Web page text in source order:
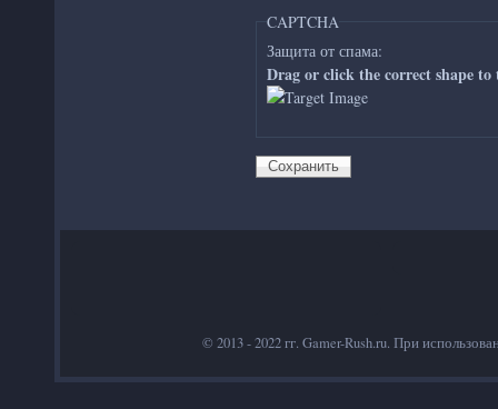
CAPTCHA
Защита от спама:
Drag or click the correct shape
© 2013 - 2022 гг. Gamer-Rush.ru. При